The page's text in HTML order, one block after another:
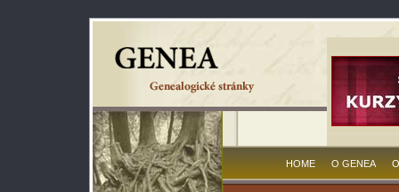
HOME O GENEA